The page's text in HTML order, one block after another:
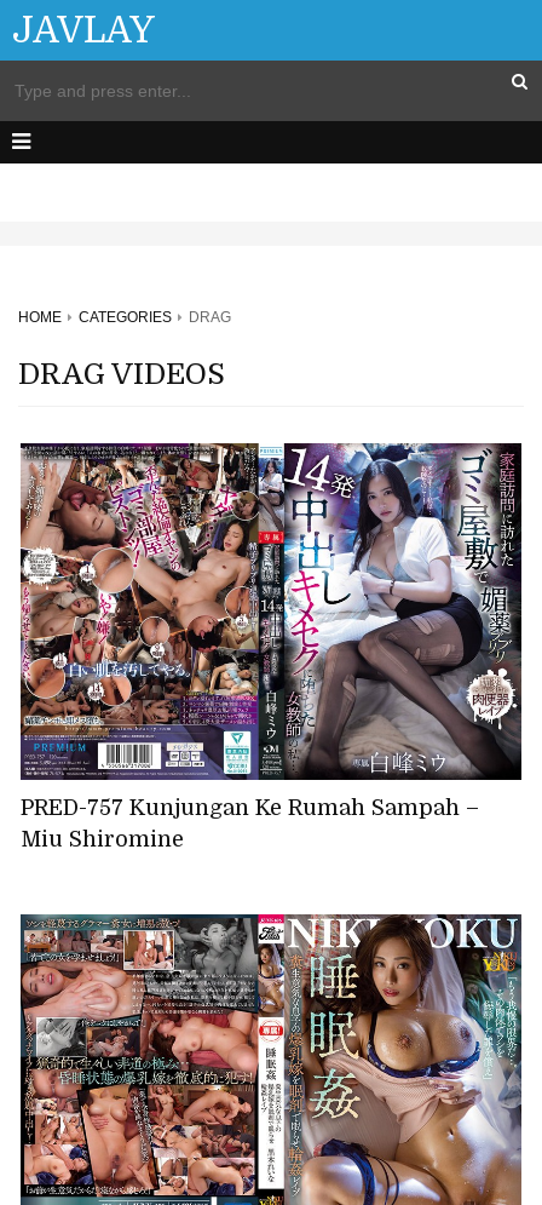
JAVLAY
HOME CATEGORIES DRAG
DRAG VIDEOS
PRED-757 Kunjungan Ke Rumah Sampah –
Miu Shiromine